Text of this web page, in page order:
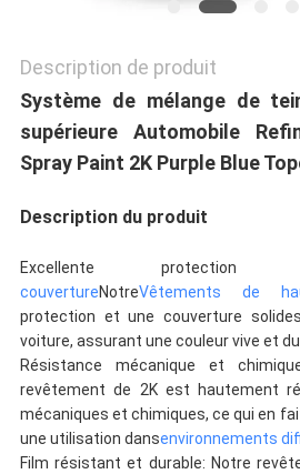
Description de produit
Système de mélange de
supérieure Automobile
Spray Paint 2K Purple Blue
Description du produit
Excellente protection
couvertureNotreVêtements de
protection et une couverture
voiture, assurant une couleur vive et
Résistance mécanique et
revêtement de 2K est hautement
mécaniques et chimiques, ce qui en
une utilisation dansenvironnements
Film résistant et durable: Notre